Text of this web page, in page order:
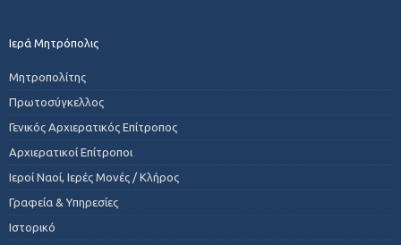
Ιερά Μητρόπολις
Μητροπολίτης
Πρωτοσύγκελλος
Γενικός Αρχιερατικός Επίτροπος
Αρχιερατικοί Επίτροποι
Ιεροί Ναοί, Ιερές Μονές / Κλήρος
Γραφεία & Υπηρεσίες
Ιστορικό